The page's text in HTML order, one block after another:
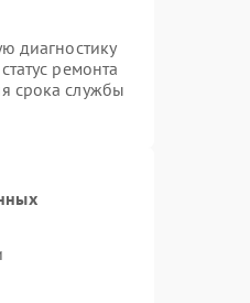
диагностику
ремонта
срока службы